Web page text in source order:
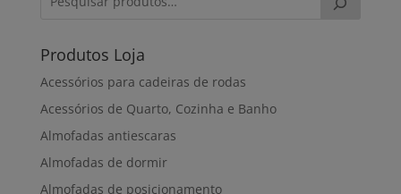
Produtos Loja
Acessórios para cadeiras de rodas
Acessórios de Quarto, Cozinha e Banho
Almofadas antiescaras
Almofadas de dormir
Almofadas de posicionamento